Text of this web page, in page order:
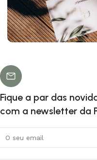
Fique a par das
com a newsletter da